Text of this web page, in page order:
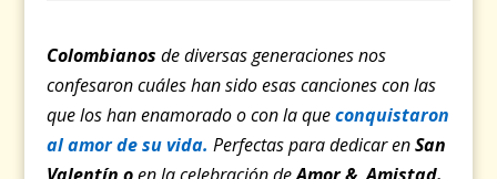
Colombianosde diversas generaciones nos
confesaron cuáles han sido esas canciones con las
que los han enamorado o con la queconquistaron
al amor de su vida.Perfectas para dedicar enSan